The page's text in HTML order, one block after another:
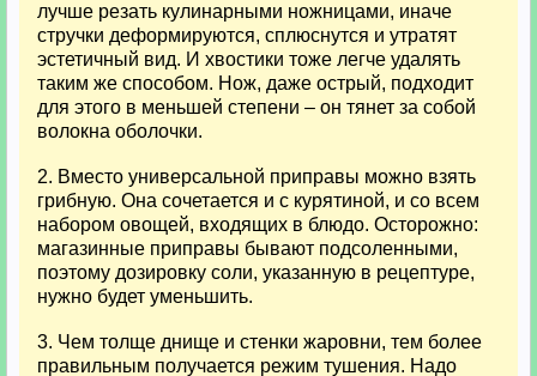
лучше резать кулинарными ножницами, иначе
стручки деформируются, сплюснутся и утратят
эстетичный вид. И хвостики тоже легче удалять
таким же способом. Нож, даже острый, подходит
для этого в меньшей степени – он тянет за собой
волокна оболочки.
2. Вместо универсальной приправы можно взять
грибную. Она сочетается и с курятиной, и со всем
набором овощей, входящих в блюдо. Осторожно:
магазинные приправы бывают подсоленными,
поэтому дозировку соли, указанную в рецептуре,
нужно будет уменьшить.
3. Чем толще днище и стенки жаровни, тем более
правильным получается режим тушения. Надо